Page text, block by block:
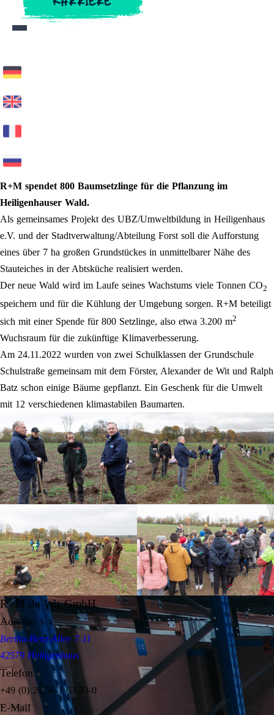
R+M spendet 800 Baumsetzlinge für die Pflanzung im
Heiligenhauser Wald.
Als gemeinsames Projekt des UBZ/Umweltbildung in Heiligenhaus
e.V. und der Stadtverwaltung/Abteilung Forst soll die Aufforstung
eines über 7 ha großen Grundstückes in unmittelbarer Nähe des
Stauteiches in der Abtsküche realisiert werden.
Der neue Wald wird im Laufe seines Wachstums viele Tonnen CO2
speichern und für die Kühlung der Umgebung sorgen. R+M beteiligt
sich mit einer Spende für 800 Setzlinge, also etwa 3.200 m2
Wuchsraum für die zukünftige Klimaverbesserung.
Am 24.11.2022 wurden von zwei Schulklassen der Grundschule
Schulstraße gemeinsam mit dem Förster, Alexander de Wit und Ralph
Batz schon einige Bäume gepflanzt. Ein Geschenk für die Umwelt
mit 12 verschiedenen klimastabilen Baumarten.
R+M de Wit GmbH
Adresse
Bertha-Benz-Allee 7-11
42579 Heiligenhaus
Telefon
+49 (0) 20 56-1 63 33-0
E-Mail